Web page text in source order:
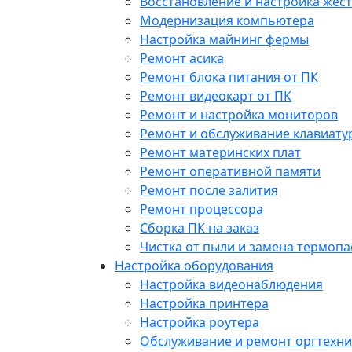
Модернизация компьютера
Настройка майнинг фермы
Ремонт асика
Ремонт блока питания от ПК
Ремонт видеокарт от ПК
Ремонт и настройка мониторов
Ремонт и обслуживание
Ремонт материнских плат
Ремонт оперативной памяти
Ремонт после залития
Ремонт процессора
Сборка ПК на заказ
Чистка от пыли и замена
Настройка оборудования
Настройка видеонаблюдения
Настройка принтера
Настройка роутера
Обслуживание и ремонт